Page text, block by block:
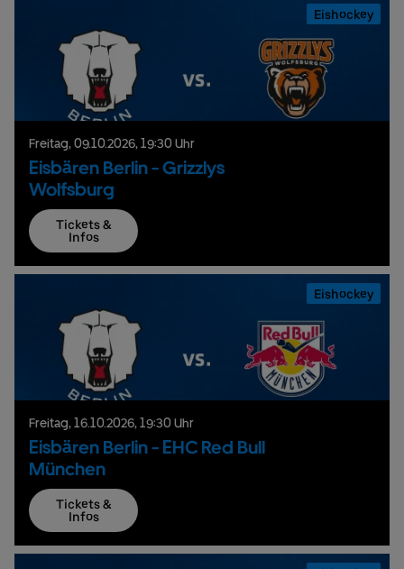
Eishockey
Freitag,09.10.2026,19:30 Uhr
Eisbären Berlin - Grizzlys
Wolfsburg
Tickets &
Infos
Eishockey
Freitag,16.10.2026,19:30 Uhr
Eisbären Berlin - EHC Red Bull
München
Tickets &
Infos